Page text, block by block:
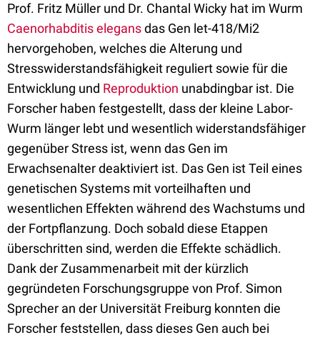
Prof. Fritz Müller und Dr. Chantal Wicky hat im Wurm
Caenorhabditis elegansdas Gen let-418/Mi2
hervorgehoben, welches die Alterung und
Stresswiderstandsfähigkeit reguliert sowie für die
Entwicklung und Reproduktion unabdingbar ist. Die
Forscher haben festgestellt, dass der kleine Labor-
Wurm länger lebt und wesentlich widerstandsfähiger
gegenüber Stress ist, wenn das Gen im
Erwachsenalter deaktiviert ist. Das Gen ist Teil eines
genetischen Systems mit vorteilhaften und
wesentlichen Effekten während des Wachstums und
der Fortpflanzung. Doch sobald diese Etappen
überschritten sind, werden die Effekte schädlich.
Dank der Zusammenarbeit mit der kürzlich
gegründeten Forschungsgruppe von Prof. Simon
Sprecher an der Universität Freiburg konnten die
Forscher feststellen, dass dieses Gen auch bei